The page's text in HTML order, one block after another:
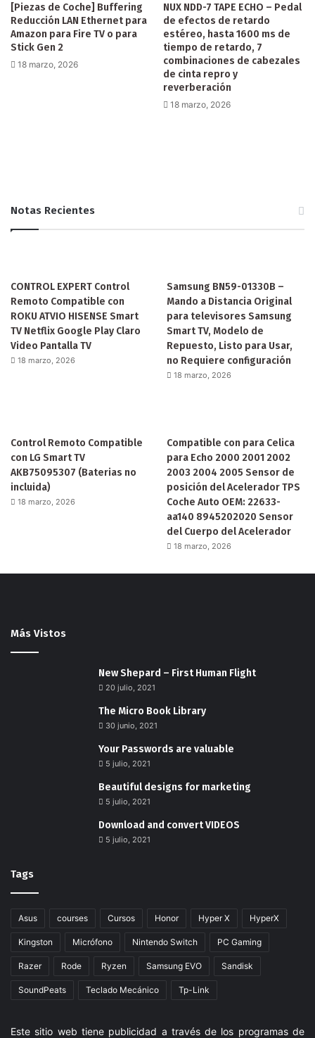
[Piezas de Coche] Buffering
Reducción LAN Ethernet para
Amazon para Fire TV o para
Stick Gen 2
18 marzo, 2026
NUX NDD-7 TAPE ECHO – Pedal
de efectos de retardo
estéreo, hasta 1600 ms de
tiempo de retardo, 7
combinaciones de cabezales
de cinta repro y
reverberación
18 marzo, 2026
Notas Recientes
CONTROL EXPERT Control
Remoto Compatible con
ROKU ATVIO HISENSE Smart
TV Netflix Google Play Claro
Video Pantalla TV
18 marzo, 2026
Samsung BN59-01330B –
Mando a Distancia Original
para televisores Samsung
Smart TV, Modelo de
Repuesto, Listo para Usar,
no Requiere configuración
18 marzo, 2026
Control Remoto Compatible
con LG Smart TV
AKB75095307 (Baterias no
incluida)
18 marzo, 2026
Compatible con para Celica
para Echo 2000 2001 2002
2003 2004 2005 Sensor de
posición del Acelerador TPS
Coche Auto OEM: 22633-
aa140 8945202020 Sensor
del Cuerpo del Acelerador
18 marzo, 2026
Más Vistos
New Shepard – First Human Flight
20 julio, 2021
The Micro Book Library
30 junio, 2021
Your Passwords are valuable
5 julio, 2021
Beautiful designs for marketing
5 julio, 2021
Download and convert VIDEOS
5 julio, 2021
Tags
Asus courses Cursos Honor Hyper X HyperX
Kingston Micrófono Nintendo Switch PC Gaming
Razer Rode Ryzen Samsung EVO Sandisk
SoundPeats Teclado Mecánico Tp-Link
Este sitio web tiene publicidad a través de los programas de